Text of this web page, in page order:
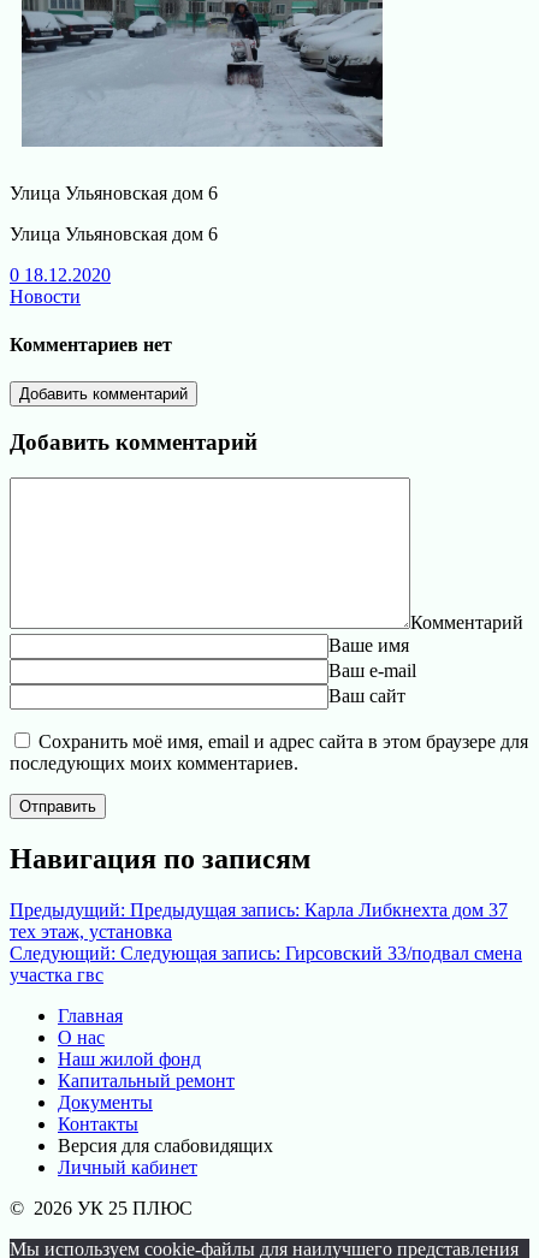
Улица Ульяновская дом 6
Улица Ульяновская дом 6
0 18.12.2020
Новости
Комментариев нет
Добавить комментарий
Добавить комментарий
Комментарий
Ваше имя
Ваш e-mail
Ваш сайт
Сохранить моё имя, email и адрес сайта в этом браузере для
последующих моих комментариев.
Навигация по записям
Предыдущий: Предыдущая запись: Карла Либкнехта дом 37
тех этаж, установка
Следующий: Следующая запись: Гирсовский 33/подвал смена
участка гвс
Главная
О нас
Наш жилой фонд
Капитальный ремонт
Документы
Контакты
Версия для слабовидящих
Личный кабинет
© 2026 УК 25 ПЛЮС
Мы используем cookie-файлы для наилучшего представления